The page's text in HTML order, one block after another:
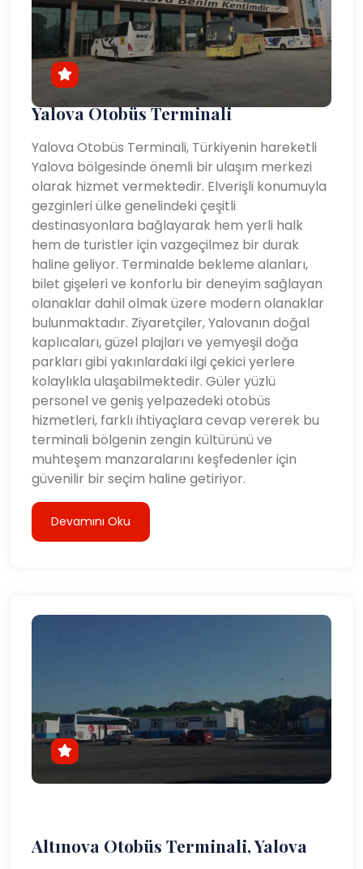
Yalova Otobüs Terminali
Yalova Otobüs Terminali, Türkiyenin hareketli
Yalova bölgesinde önemli bir ulaşım merkezi
olarak hizmet vermektedir. Elverişli konumuyla
gezginleri ülke genelindeki çeşitli
destinasyonlara bağlayarak hem yerli halk
hem de turistler için vazgeçilmez bir durak
haline geliyor. Terminalde bekleme alanları,
bilet gişeleri ve konforlu bir deneyim sağlayan
olanaklar dahil olmak üzere modern olanaklar
bulunmaktadır. Ziyaretçiler, Yalovanın doğal
kaplıcaları, güzel plajları ve yemyeşil doğa
parkları gibi yakınlardaki ilgi çekici yerlere
kolaylıkla ulaşabilmektedir. Güler yüzlü
personel ve geniş yelpazedeki otobüs
hizmetleri, farklı ihtiyaçlara cevap vererek bu
terminali bölgenin zengin kültürünü ve
muhteşem manzaralarını keşfedenler için
güvenilir bir seçim haline getiriyor.
Devamını Oku
Altınova Otobüs Terminali, Yalova